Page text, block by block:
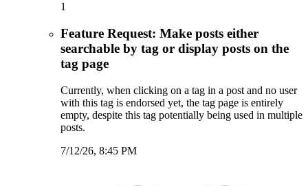
1
Feature Request: Make posts either
searchable by tag or display posts on the
tag page
Currently, when clicking on a tag in a post and no user
with this tag is endorsed yet, the tag page is entirely
empty, despite this tag potentially being used in multiple
posts.
7/12/26, 8:45 PM